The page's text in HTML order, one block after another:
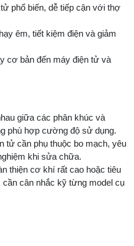
phổ biến, dễ tiếp cận với thợ
êm, tiết kiệm điện và giảm
cơ bản đến máy điện tử và
giữa các phân khúc và
phù hợp cường độ sử dụng.
tử cần phụ thuộc bo mạch, yêu
khi sửa chữa.
thiện cơ khí rất cao hoặc tiêu
cân nhắc kỹ từng model cụ